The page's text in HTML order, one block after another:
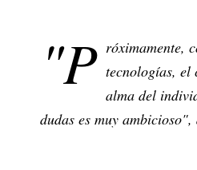
"P róximamente,
tecnologías, el
alma del
dudas es muy